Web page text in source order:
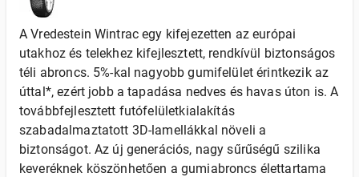
A Vredestein Wintrac egy kifejezetten az európai
utakhoz és telekhez kifejlesztett, rendkívül biztonságos
téli abroncs. 5%-kal nagyobb gumifelület érintkezik az
úttal*, ezért jobb a tapadása nedves és havas úton is. A
továbbfejlesztett futófelületkialakítás
szabadalmaztatott 3D-lamellákkal növeli a
biztonságot. Az új generációs, nagy sűrűségű szilika
keveréknek köszönhetően a gumiabroncs élettartama